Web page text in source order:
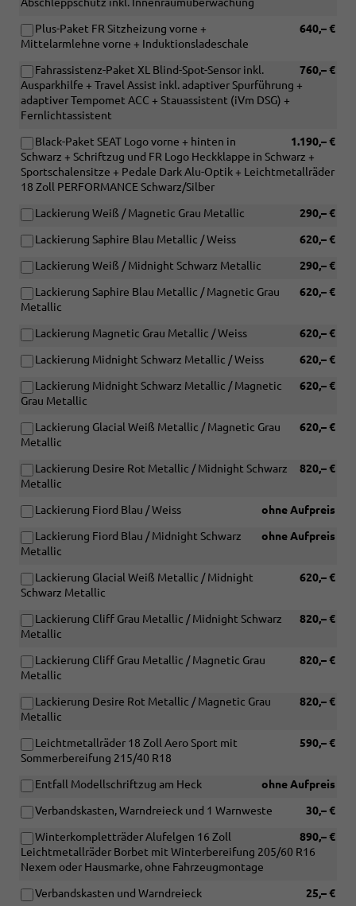
Abschleppschutz inkl. Innenraumüberwachung
640,– €
Plus-Paket FR Sitzheizung vorne +
Mittelarmlehne vorne + Induktionsladeschale
760,– €
Fahrassistenz-Paket XL Blind-Spot-Sensor inkl.
Ausparkhilfe + Travel Assist inkl. adaptiver Spurführung +
adaptiver Tempomet ACC + Stauassistent (iVm DSG) +
Fernlichtassistent
1.190,– €
Black-Paket SEAT Logo vorne + hinten in
Schwarz + Schriftzug und FR Logo Heckklappe in Schwarz +
Sportschalensitze + Pedale Dark Alu-Optik + Leichtmetallräder
18 Zoll PERFORMANCE Schwarz/Silber
290,– €
Lackierung Weiß / Magnetic Grau Metallic
620,– €
Lackierung Saphire Blau Metallic / Weiss
290,– €
Lackierung Weiß / Midnight Schwarz Metallic
620,– €
Lackierung Saphire Blau Metallic / Magnetic Grau
Metallic
620,– €
Lackierung Magnetic Grau Metallic / Weiss
620,– €
Lackierung Midnight Schwarz Metallic / Weiss
620,– €
Lackierung Midnight Schwarz Metallic / Magnetic
Grau Metallic
620,– €
Lackierung Glacial Weiß Metallic / Magnetic Grau
Metallic
820,– €
Lackierung Desire Rot Metallic / Midnight Schwarz
Metallic
ohne Aufpreis
Lackierung Fiord Blau / Weiss
ohne Aufpreis
Lackierung Fiord Blau / Midnight Schwarz
Metallic
620,– €
Lackierung Glacial Weiß Metallic / Midnight
Schwarz Metallic
820,– €
Lackierung Cliff Grau Metallic / Midnight Schwarz
Metallic
820,– €
Lackierung Cliff Grau Metallic / Magnetic Grau
Metallic
820,– €
Lackierung Desire Rot Metallic / Magnetic Grau
Metallic
590,– €
Leichtmetallräder 18 Zoll Aero Sport mit
Sommerbereifung 215/40 R18
ohne Aufpreis
Entfall Modellschriftzug am Heck
30,– €
Verbandskasten, Warndreieck und 1 Warnweste
890,– €
Winterkompletträder Alufelgen 16 Zoll
Leichtmetallräder Borbet mit Winterbereifung 205/60 R16
Nexem oder Hausmarke, ohne Fahrzeugmontage
25,– €
Verbandskasten und Warndreieck